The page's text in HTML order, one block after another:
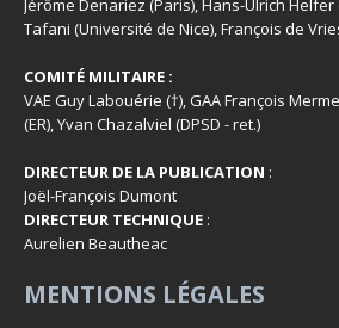
Jérôme Denariez (Paris), Hans-Ulrich Helfer
Tafani (Université de Nice), François de
COMITÉ MILITAIRE :
VAE Guy Labouérie (†), GAA François
(ER), Yvan Chazalviel (DPSD - ret.)
DIRECTEUR DE LA PUBLICATION :
Joël-François Dumont
DIRECTEUR TECHNIQUE :
Aurelien Beautheac
MENTIONS LÉGALES